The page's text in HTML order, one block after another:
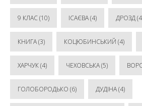
9 КЛАС(10) ІСАЄВА(4) ДРОЗД
КНИГА(3) КОЦЮБИНСЬКИЙ (4)
ХАРЧУК(4) ЧЕХОВСЬКА(5)
ГОЛОБОРОДЬКО (6) ДУДІНА(4)